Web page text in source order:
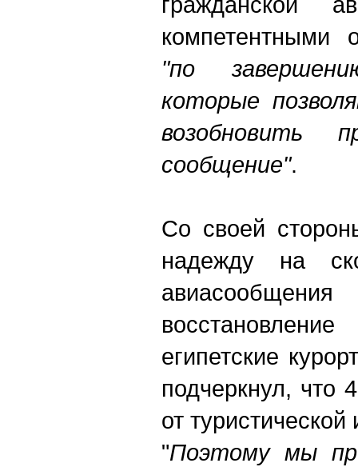
компетентными
"по
которые
возобновить
сообщение".
Со своей
надежду на
египетские
подчеркнул, что
от туристической
"Поэтому мы